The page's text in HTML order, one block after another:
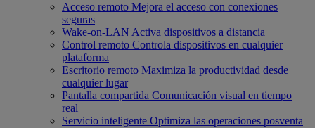
Acceso remoto Mejora el acceso con conexiones
seguras
Wake-on-LAN Activa dispositivos a distancia
Control remoto Controla dispositivos en cualquier
plataforma
Escritorio remoto Maximiza la productividad desde
cualquier lugar
Pantalla compartida Comunicación visual en tiempo
real
Servicio inteligente Optimiza las operaciones posventa